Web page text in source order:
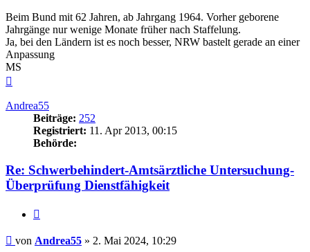
Beim Bund mit 62 Jahren, ab Jahrgang 1964. Vorher geborene
Jahrgänge nur wenige Monate früher nach Staffelung.
Ja, bei den Ländern ist es noch besser, NRW bastelt gerade an einer
Anpassung
MS
Andrea55
Beiträge: 252
Registriert: 11. Apr 2013, 00:15
Behörde:
Re: Schwerbehindert-Amtsärztliche Untersuchung-
Überprüfung Dienstfähigkeit
Beitrag
von Andrea55 » 2. Mai 2024, 10:29